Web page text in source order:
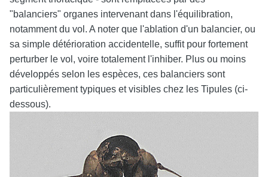
"balanciers" organes intervenant dans l'équilibration,
notamment du vol. A noter que l'ablation d'un balancier, ou
sa simple détérioration accidentelle, suffit pour fortement
perturber le vol, voire totalement l'inhiber. Plus ou moins
développés selon les espèces, ces balanciers sont
particulièrement typiques et visibles chez les Tipules (ci-
dessous).